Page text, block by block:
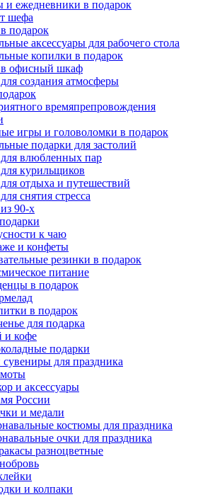
и ежедневники в подарок
шефа
подарок
аксессуары для рабочего стола
копилки в подарок
офисный шкаф
создания атмосферы
времяпрепровождения
игры и головоломки в подарок
подарки для застолий
влюбленных пар
курильщиков
отдыха и путешествий
снятия стресса
90-х
к чаю
и конфеты
резинки в подарок
питание
в подарок
в подарок
для подарка
и кофе
подарки
для праздника
и аксессуары
России
и медали
костюмы для праздника
очки для праздника
разноцветные
и колпаки